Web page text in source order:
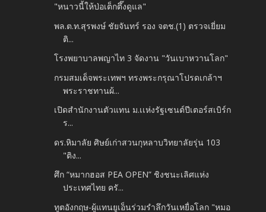
"หนาวนี้ให้ป่อเต็กตึ๊งดูแล"
พล.ต.ท.สุรพงษ์ ชัยจันทร์ รอง จตช.(1) ตรวจเยี่ยม
ติ...
โรงพยาบาลพญาไท 3 จัดงาน "วันเบาหวานโลก"
กรมสมเด็จพระเทพฯ ทรงพระกรุณาโปรดเกล้าฯ
พระราชทานผ้...
เปิดสำนักงานตัวแทน ม.เเห่งรัฐเซนต์ปีเตอร์สเบิร์ก
ร...
ดร.หิมาลัย ศิษย์เก่าสวนกุหลาบวิทยาลัยรุ่น 103
"ติง...
ศึก “หมากฮอส PEA OPEN” ชิงชนะเลิศแห่ง
ประเทศไทย ครั...
ทูตอังกฤษ-ผู้แทนยูเอ็นร่วมรำลึกวันเหยื่อโลก "หมอ